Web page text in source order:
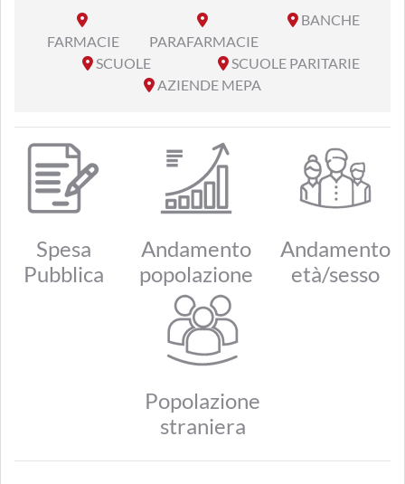
FARMACIE PARAFARMACIE
BANCHE
SCUOLE
SCUOLE PARITARIE
AZIENDE MEPA
Spesa
Pubblica
Andamento
popolazione
Andamento
età/sesso
Popolazione
straniera